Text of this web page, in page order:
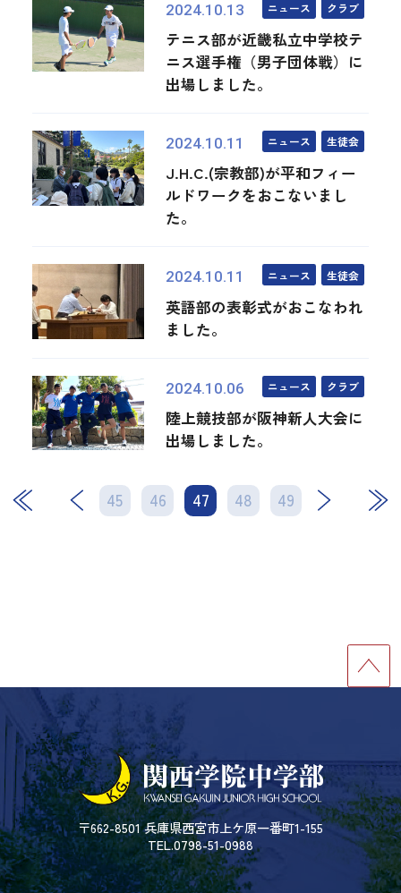
2024.10.13 ニュース クラブ
テニス部が近畿私立中学校テ
ニス選手権（男子団体戦）に
出場しました。
2024.10.11 ニュース 生徒会
J.H.C.(宗教部)が平和フィー
ルドワークをおこないまし
た。
2024.10.11 ニュース 生徒会
英語部の表彰式がおこなわれ
ました。
2024.10.06 ニュース クラブ
陸上競技部が阪神新人大会に
出場しました。
45 46 47 48 49
次 最後
〒662-8501 兵庫県西宮市上ケ原一番町1-155
TEL.0798-51-0988